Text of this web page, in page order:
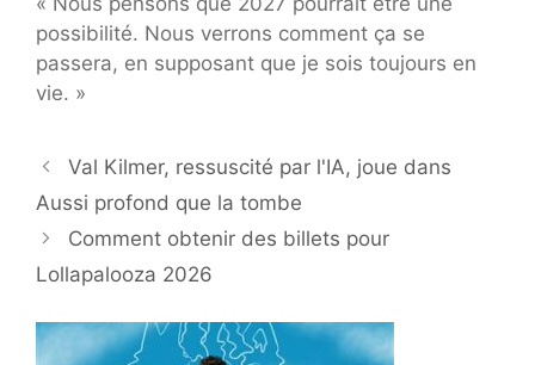
possibilité. Nous verrons comment ça se
passera, en supposant que je sois toujours en
vie. »
Val Kilmer, ressuscité par l'IA, joue dans
Aussi profond que la tombe
Comment obtenir des billets pour
Lollapalooza 2026